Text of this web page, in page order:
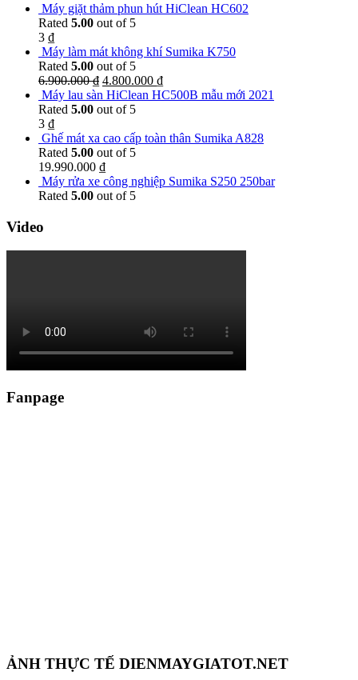
Máy giặt thảm phun hút HiClean HC602
Rated 5.00 out of 5
3 ₫
Máy làm mát không khí Sumika K750
Rated 5.00 out of 5
6.900.000₫ 4.800.000 ₫
Máy lau sàn HiClean HC500B mẫu mới 2021
Rated 5.00 out of 5
3 ₫
Ghế mát xa cao cấp toàn thân Sumika A828
Rated 5.00 out of 5
19.990.000 ₫
Máy rửa xe công nghiệp Sumika S250 250bar
Rated 5.00 out of 5
Video
Fanpage
ẢNH THỰC TẾ DIENMAYGIATOT.NET